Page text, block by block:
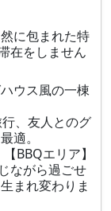
に包まれた特
在をしません
ウス風の一棟
、友人とのグ
適。
BBQエリア】
ながら過ごせ
まれ変わりま